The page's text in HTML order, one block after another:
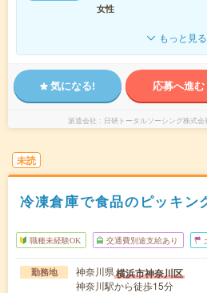
女性
もっと見る
気になる! 応募へ進む
派遣会社 日研トータルソーシング株式
未読
冷凍倉庫で食品のピッキン
職種未経験OK 交通費別途支給あり
勤務地 神奈川県横浜市神奈川区
神奈川駅から徒歩15分